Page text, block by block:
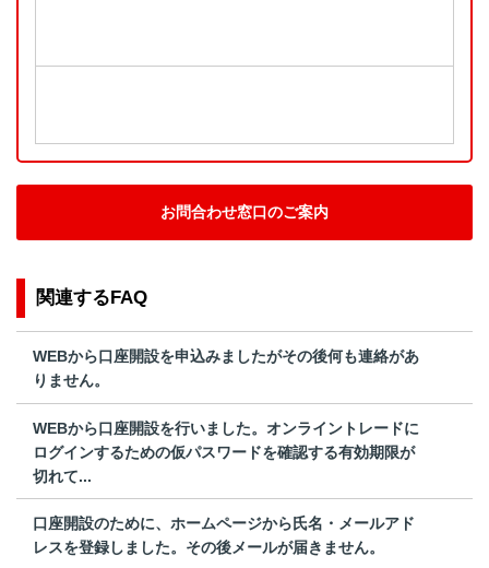
お問合わせ窓口のご案内
関連するFAQ
WEBから口座開設を申込みましたがその後何も連絡があ
りません。
WEBから口座開設を行いました。オンライントレードに
ログインするための仮パスワードを確認する有効期限が
切れて...
口座開設のために、ホームページから氏名・メールアド
レスを登録しました。その後メールが届きません。